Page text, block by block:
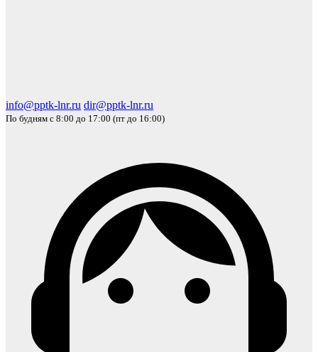
info@pptk-lnr.ru dir@pptk-lnr.ru
По будням с 8:00 до 17:00 (пт до 16:00)